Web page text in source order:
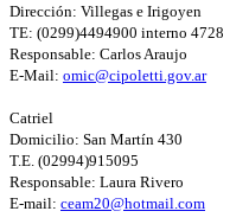
Dirección: Villegas e Irigoyen
TE: (0299)4494900 interno 4728
Responsable: Carlos Araujo
E-Mail: omic@cipoletti.gov.ar
Catriel
Domicilio: San Martín 430
T.E. (02994)915095
Responsable: Laura Rivero
E-mail: ceam20@hotmail.com